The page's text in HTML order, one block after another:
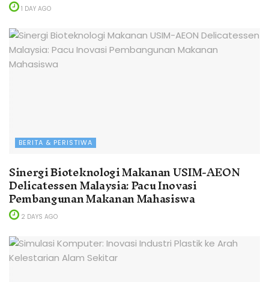
1 DAY AGO
BERITA & PERISTIWA
Sinergi Bioteknologi Makanan USIM-AEON
Delicatessen Malaysia: Pacu Inovasi
Pembangunan Makanan Mahasiswa
2 DAYS AGO